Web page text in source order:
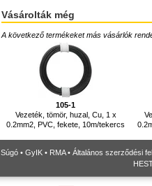
Vásárolták még
A következő termékeket más vásárlók
105-1
Vezeték, tömör, huzal, Cu, 1 x
0.2mm2, PVC, fekete, 10m/tekercs
Súgó • GyIK • RMA• Általános szerződési